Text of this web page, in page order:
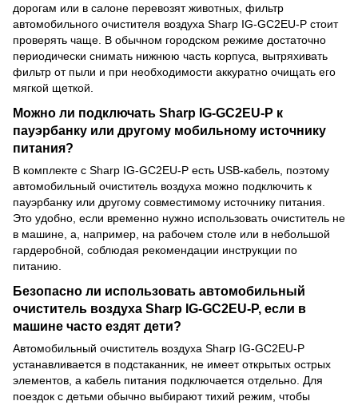
дорогам или в салоне перевозят животных, фильтр
автомобильного очистителя воздуха Sharp IG-GC2EU-P стоит
проверять чаще. В обычном городском режиме достаточно
периодически снимать нижнюю часть корпуса, вытряхивать
фильтр от пыли и при необходимости аккуратно очищать его
мягкой щеткой.
Можно ли подключать Sharp IG-GC2EU-P к
пауэрбанку или другому мобильному источнику
питания?
В комплекте с Sharp IG-GC2EU-P есть USB-кабель, поэтому
автомобильный очиститель воздуха можно подключить к
пауэрбанку или другому совместимому источнику питания.
Это удобно, если временно нужно использовать очиститель не
в машине, а, например, на рабочем столе или в небольшой
гардеробной, соблюдая рекомендации инструкции по
питанию.
Безопасно ли использовать автомобильный
очиститель воздуха Sharp IG-GC2EU-P, если в
машине часто ездят дети?
Автомобильный очиститель воздуха Sharp IG-GC2EU-P
устанавливается в подстаканник, не имеет открытых острых
элементов, а кабель питания подключается отдельно. Для
поездок с детьми обычно выбирают тихий режим, чтобы